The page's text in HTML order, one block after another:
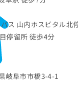
ス 山内ホスピタル北
停留所 徒歩4分
岐阜市市橋3-4-1